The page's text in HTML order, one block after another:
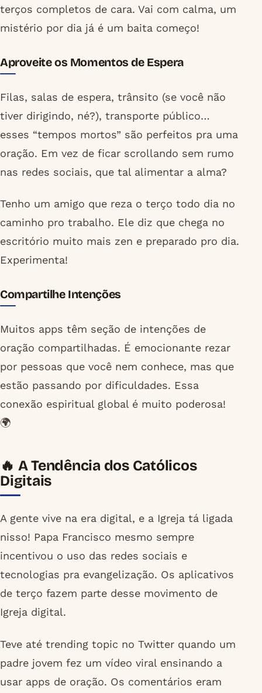
terços completos de cara. Vai com calma, um
mistério por dia já é um baita começo!
Aproveite os Momentos de Espera
Filas, salas de espera, trânsito (se você não
tiver dirigindo, né?), transporte público…
esses “tempos mortos” são perfeitos pra uma
oração. Em vez de ficar scrollando sem rumo
nas redes sociais, que tal alimentar a alma?
Tenho um amigo que reza o terço todo dia no
caminho pro trabalho. Ele diz que chega no
escritório muito mais zen e preparado pro dia.
Experimenta!
Compartilhe Intenções
Muitos apps têm seção de intenções de
oração compartilhadas. É emocionante rezar
por pessoas que você nem conhece, mas que
estão passando por dificuldades. Essa
conexão espiritual global é muito poderosa!
🌍
🔥 A Tendência dos Católicos
Digitais
A gente vive na era digital, e a Igreja tá ligada
nisso! Papa Francisco mesmo sempre
incentivou o uso das redes sociais e
tecnologias pra evangelização. Os aplicativos
de terço fazem parte desse movimento de
Igreja digital.
Teve até trending topic no Twitter quando um
padre jovem fez um vídeo viral ensinando a
usar apps de oração. Os comentários eram